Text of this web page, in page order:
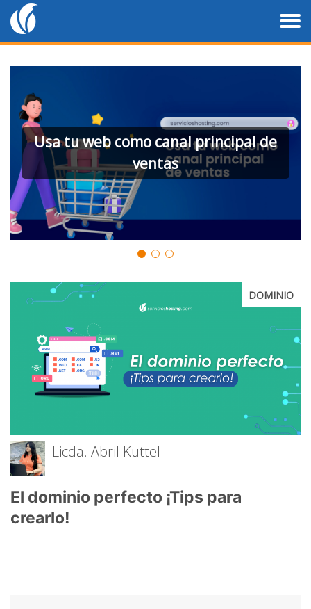
Usa tu web como canal principal de
ventas
DOMINIO
Licda. Abril Kuttel
El dominio perfecto ¡Tips para
crearlo!